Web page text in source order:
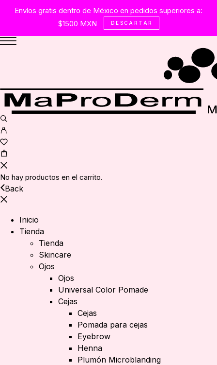
Envíos gratis dentro de México en pedidos superiores a:
$1500 MXN
DESCARTAR
No hay productos en el carrito.
Back
Inicio
Tienda
Tienda
Skincare
Ojos
Ojos
Universal Color Pomade
Cejas
Cejas
Pomada para cejas
Eyebrow
Henna
Plumón Microblanding